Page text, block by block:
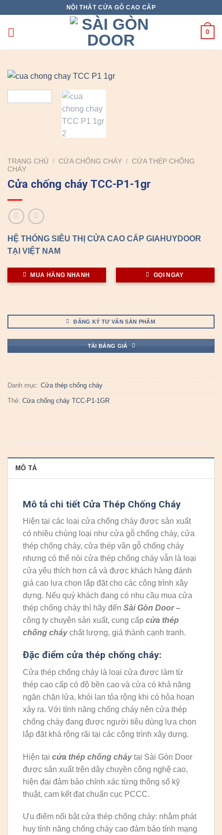
content
NỘI THẤT CỬA GỖ CAO CẤP
0
TRANG CHỦ / CỬA CHỐNG CHÁY / CỬA THÉP CHỐNG
CHÁY
Cửa chống cháy TCC-P1-1gr
HỆ THỐNG SIÊU THỊ CỬA CAO CẤP GIAHUYDOOR
TẠI VIỆT NAM
MUA HÀNG NHANH GỌI NGAY
ĐĂNG KÝ TƯ VẤN SẢN PHẨM
TẢI BẢNG GIÁ
Danh mục: Cửa thép chống cháy
Thẻ: Cửa chống cháy TCC-P1-1GR
MÔ TẢ
Mô tả chi tiết Cửa Thép Chống Cháy
Hiện tại các loại cửa chống cháy được sản xuất
có nhiều chủng loại như cửa gỗ chống cháy, cửa
thép chống cháy, cửa thép vân gỗ chống cháy
nhưng có thể nói cửa thép chống cháy vẫn là loại
cửa yêu thích hơn cả và được khách hàng đánh
giá cao lựa chọn lắp đặt cho các công trình xây
dựng. Nếu quý khách đang có nhu cầu mua cửa
thép chống cháy thì hãy đến Sài Gòn Door–
công ty chuyên sản xuất, cung cấp cửa thép
chống cháychất lượng, giá thành cạnh tranh.
Đặc điểm cửa thép chống cháy:
Cửa thép chống cháy là loại cửa được làm từ
thép cao cấp có độ bền cao và cửa có khả năng
ngăn chặn lửa, khói lan tỏa rộng khi có hỏa hoạn
xảy ra. Với tính năng chống cháy nên cửa thép
chống cháy đang được người tiêu dùng lựa chọn
lắp đặt khá rộng rãi tại các công trình xây dựng.
Hiện tại cửa thép chống cháytại Sài Gòn Door
được sản xuất trên dây chuyền công nghệ cao,
hiện đại đảm bảo chính xác từng thông số kỹ
thuật, cam kết đạt chuẩn cục PCCC.
Ưu điểm nổi bật cửa thép chống cháy: nhằm phát
huy tính năng chống cháy cao đảm bảo tính mạng